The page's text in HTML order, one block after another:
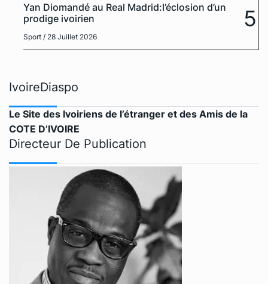
Yan Diomandé au Real Madrid:l’éclosion d’un
prodige ivoirien
Sport / 28 Juillet 2026
5
IvoireDiaspo
Le Site des Ivoiriens de l’étranger et des Amis de la
COTE D’IVOIRE
Directeur De Publication